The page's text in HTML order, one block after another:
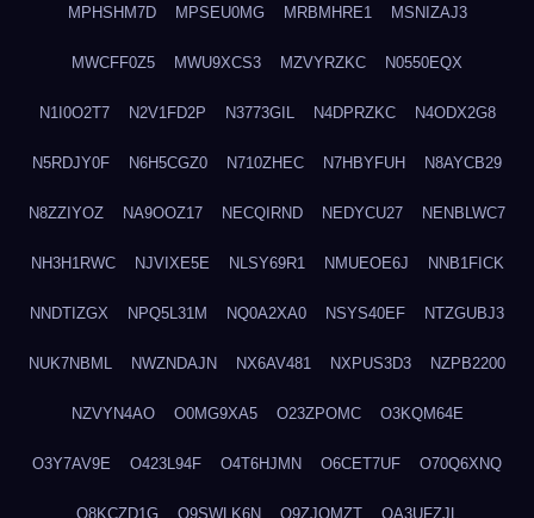
MPHSHM7D MPSEU0MG MRBMHRE1 MSNIZAJ3
MWCFF0Z5 MWU9XCS3 MZVYRZKC N0550EQX
N1I0O2T7 N2V1FD2P N3773GIL N4DPRZKC N4ODX2G8
N5RDJY0F N6H5CGZ0 N710ZHEC N7HBYFUH N8AYCB29
N8ZZIYOZ NA9OOZ17 NECQIRND NEDYCU27 NENBLWC7
NH3H1RWC NJVIXE5E NLSY69R1 NMUEOE6J NNB1FICK
NNDTIZGX NPQ5L31M NQ0A2XA0 NSYS40EF NTZGUBJ3
NUK7NBML NWZNDAJN NX6AV481 NXPUS3D3 NZPB2200
NZVYN4AO O0MG9XA5 O23ZPOMC O3KQM64E
O3Y7AV9E O423L94F O4T6HJMN O6CET7UF O70Q6XNQ
O8KCZD1G O9SWLK6N O9ZJOMZT OA3UFZJL